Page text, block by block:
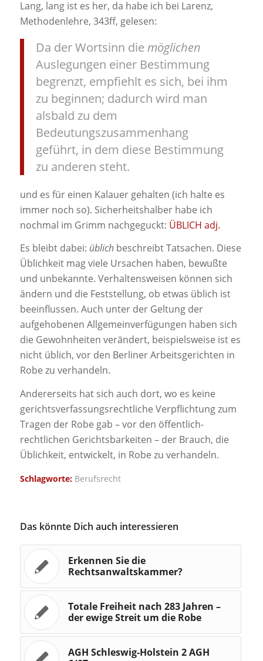
Lang, lang ist es her, da habe ich bei Larenz,
Methodenlehre, 343ff, gelesen:
Da der Wortsinn die möglichen
Auslegungen einer Bestimmung
begrenzt, empfiehlt es sich, bei ihm
zu beginnen; dadurch wird man
alsbald zu dem
Bedeutungszusammenhang
geführt, in dem diese Bestimmung
zu anderen steht.
und es für einen Kalauer gehalten (ich halte es
immer noch so). Sicherheitshalber habe ich
nochmal im Grimm nachgeguckt: ÜBLICH adj.
Es bleibt dabei: üblichbeschreibt Tatsachen. Diese
Üblichkeit mag viele Ursachen haben, bewußte
und unbekannte. Verhaltensweisen können sich
ändern und die Feststellung, ob etwas üblich ist
beeinflussen. Auch unter der Geltung der
aufgehobenen Allgemeinverfügungen haben sich
die Gewohnheiten verändert, beispielsweise ist es
nicht üblich, vor den Berliner Arbeitsgerichten in
Robe zu verhandeln.
Andererseits hat sich auch dort, wo es keine
gerichtsverfassungsrechtliche Verpflichtung zum
Tragen der Robe gab – vor den öffentlich-
rechtlichen Gerichtsbarkeiten – der Brauch, die
Üblichkeit, entwickelt, in Robe zu verhandeln.
Schlagworte: Berufsrecht
Das könnte Dich auch interessieren
Erkennen Sie die
Rechtsanwaltskammer?
Totale Freiheit nach 283 Jahren –
der ewige Streit um die Robe
AGH Schleswig-Holstein 2 AGH